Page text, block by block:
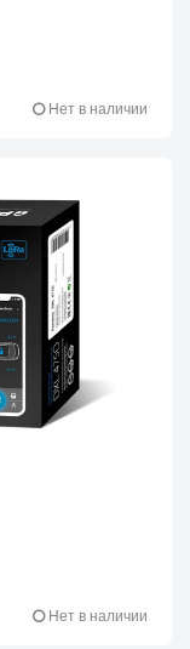
Нет в наличии
Нет в наличии